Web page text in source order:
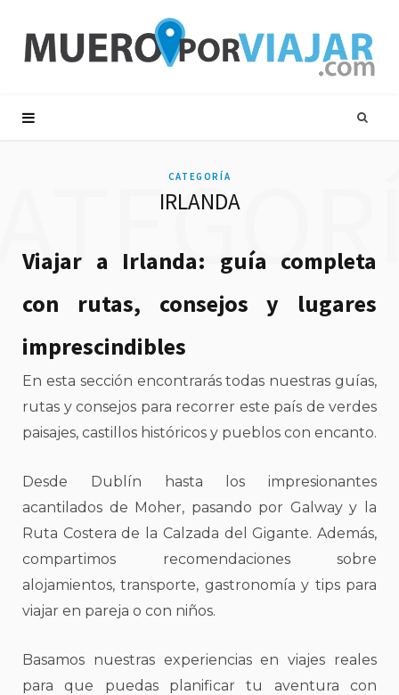
CATEGORÍA
IRLANDA
Viajar a Irlanda: guía completa
con rutas, consejos y lugares
imprescindibles
En esta sección encontrarás todas nuestras guías,
rutas y consejos para recorrer este país de verdes
paisajes, castillos históricos y pueblos con encanto.
Desde Dublín hasta los impresionantes
acantilados de Moher, pasando por Galway y la
Ruta Costera de la Calzada del Gigante. Además,
compartimos recomendaciones sobre
alojamientos, transporte, gastronomía y tips para
viajar en pareja o con niños.
Basamos nuestras experiencias en viajes reales
para que puedas planificar tu aventura con